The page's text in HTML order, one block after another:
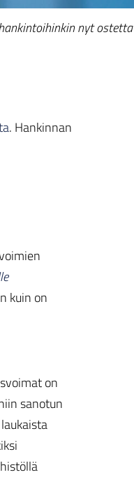
nyt
. Hankinnan
kuin on
on
sanotun